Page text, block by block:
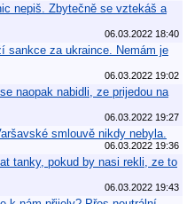
nepiš. Zbytečně se vztekáš a
06.03.2022 18:40
sankce za ukraince. Nemám je
06.03.2022 19:02
naopak nabidli, ze prijedou na
06.03.2022 19:27
smlouvě nikdy nebyla.
06.03.2022 19:36
tanky, pokud by nasi rekli, ze to
06.03.2022 19:43